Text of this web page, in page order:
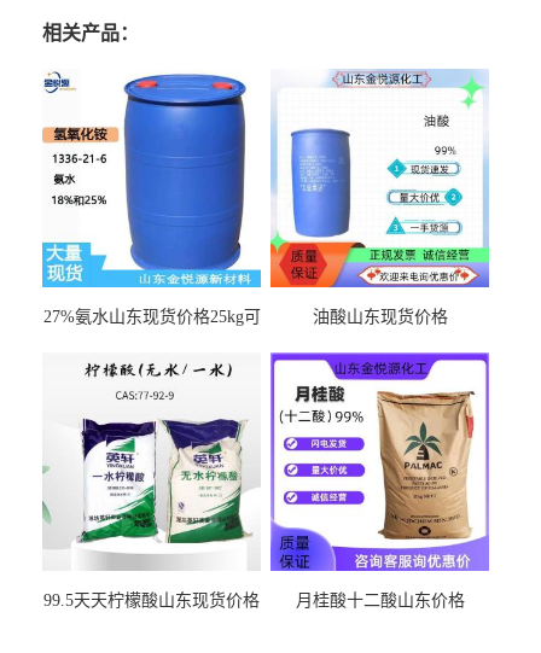
相关产品：
27%氨水山东现货价格25kg可
油酸山东现货价格
99.5天天柠檬酸山东现货价格 月桂酸十二酸山东价格